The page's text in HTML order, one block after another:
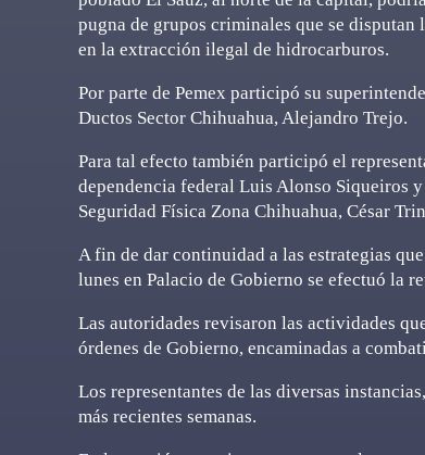
pugna de grupos criminales que se
en la extracción ilegal de hidrocarburos.
Por parte de Pemex participó su
Ductos Sector Chihuahua, Alejandro Trejo.
Para tal efecto también participó el
dependencia federal Luis Alonso Siqueiros
Seguridad Física Zona Chihuahua, César
A fin de dar continuidad a las estrategias
lunes en Palacio de Gobierno se efectuó la
Las autoridades revisaron las actividades
órdenes de Gobierno, encaminadas a
Los representantes de las diversas
más recientes semanas.